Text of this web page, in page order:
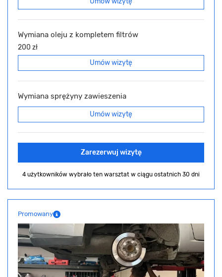
Wymiana oleju z kompletem filtrów
200 zł
Umów wizytę
Wymiana sprężyny zawieszenia
Umów wizytę
Zarezerwuj wizytę
4 użytkowników wybrało ten warsztat w ciągu ostatnich 30 dni
Promowany